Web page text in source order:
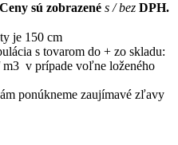
Ceny sú zobrazené s / bez DPH.
je 150 cm
s tovarom do + zo skladu:
m3 v prípade voľne loženého
ponúkneme zaujímavé zľavy